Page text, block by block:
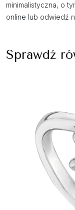
minimalistyczna, o
online lub odwiedź
Sprawdź